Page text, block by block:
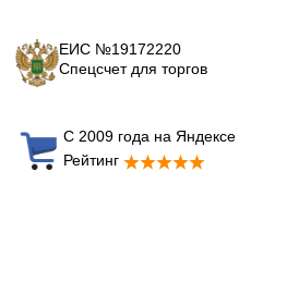
ЕИС №19172220
Спецсчет для торгов
С 2009 года на Яндексе
Рейтинг